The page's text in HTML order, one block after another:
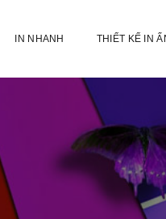
IN NHANH THIẾT KẾ IN